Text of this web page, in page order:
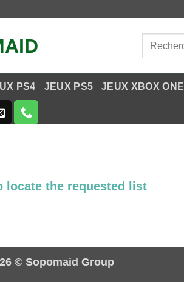
Recherche
PS4 JEUX PS5 JEUX XBOX ONE
locate the requested list
© Sopomaid Group